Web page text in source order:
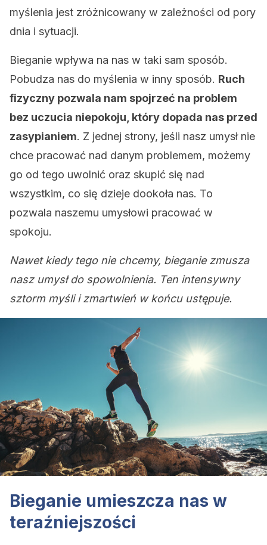
myślenia jest zróżnicowany w zależności od pory
dnia i sytuacji.
Bieganie wpływa na nas w taki sam sposób.
Pobudza nas do myślenia w inny sposób. Ruch
fizyczny pozwala nam spojrzeć na problem
bez uczucia niepokoju, który dopada nas przed
zasypianiem. Z jednej strony, jeśli nasz umysł nie
chce pracować nad danym problemem, możemy
go od tego uwolnić oraz skupić się nad
wszystkim, co się dzieje dookoła nas. To
pozwala naszemu umysłowi pracować w
spokoju.
Nawet kiedy tego nie chcemy, bieganie zmusza
nasz umysł do spowolnienia. Ten intensywny
sztorm myśli i zmartwień w końcu ustępuje.
Bieganie umieszcza nas w
teraźniejszości